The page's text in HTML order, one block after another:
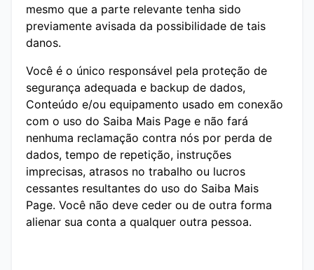
mesmo que a parte relevante tenha sido
previamente avisada da possibilidade de tais
danos.
Você é o único responsável pela proteção de
segurança adequada e backup de dados,
Conteúdo e/ou equipamento usado em conexão
com o uso do Saiba Mais Page e não fará
nenhuma reclamação contra nós por perda de
dados, tempo de repetição, instruções
imprecisas, atrasos no trabalho ou lucros
cessantes resultantes do uso do Saiba Mais
Page. Você não deve ceder ou de outra forma
alienar sua conta a qualquer outra pessoa.